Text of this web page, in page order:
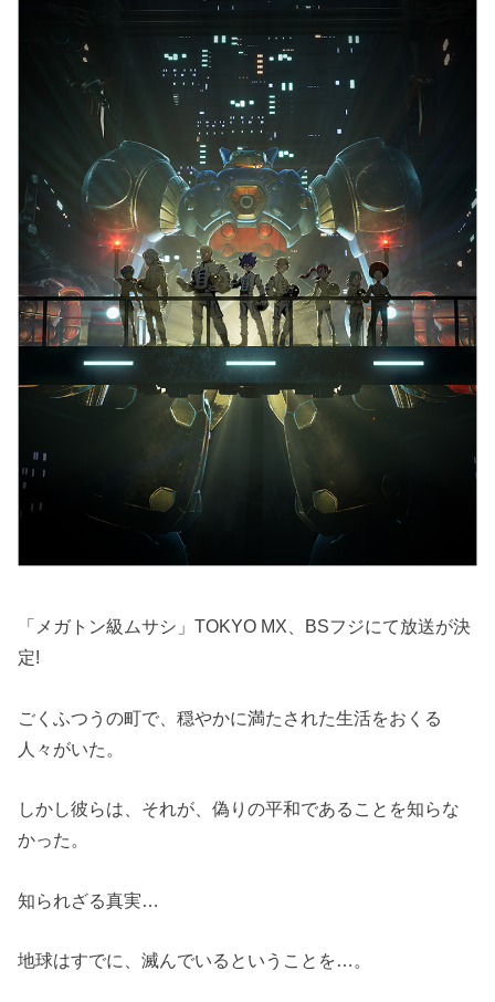
「メガトン級ムサシ」TOKYO MX、BSフジにて放送が決
定!
ごくふつうの町で、穏やかに満たされた生活をおくる
人々がいた。
しかし彼らは、それが、偽りの平和であることを知らな
かった。
知られざる真実…
地球はすでに、滅んでいるということを…。